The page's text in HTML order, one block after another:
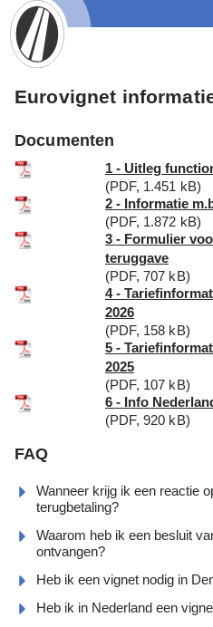
Eurovignet
Documenten
1 - Uitleg
(PDF, 1.451 kB)
2 - Informatie
(PDF, 1.872 kB)
3 - Formulier
teruggave
(PDF, 707 kB)
4 -
2026
(PDF, 158 kB)
5 -
2025
(PDF, 107 kB)
6 - Info
(PDF, 920 kB)
FAQ
Wanneer krijg ik een reactie
terugbetaling?
Waarom heb ik een besluit
ontvangen?
Heb ik een vignet nodig in
Heb ik in Nederland een